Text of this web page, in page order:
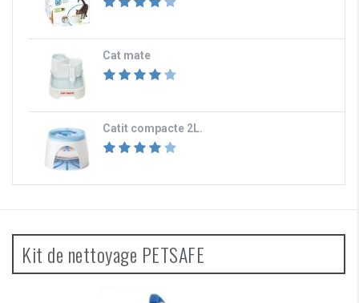
Cat mate
Catit compacte 2L.
Kit de nettoyage PETSAFE